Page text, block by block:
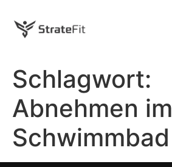
Schlagwort:
Abnehmen im
Schwimmbad